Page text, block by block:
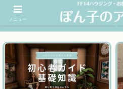
FF14ハウジングお役立ちサイト
メニュー